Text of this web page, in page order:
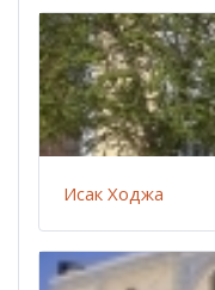
Исак Ходжа